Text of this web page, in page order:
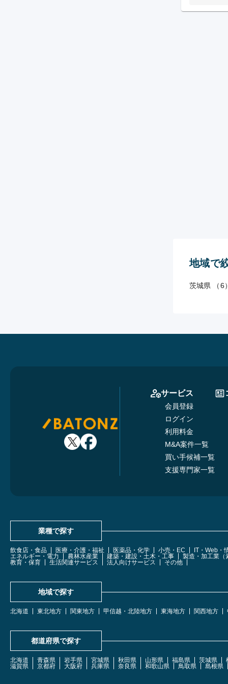
地域で
茨城県 （6
サービス
会員登録
ログイン
利用料金
M&A案件一覧
買い手候補一覧
支援専門家一覧
業種で探す
飲食店・食品 医療・介護・福祉 医薬品・化学 小売・EC
IT・Web・
エネルギー・電力
農林水産業 建築・建設・土木・工事
製造・加工業（
教育・保育
生活関連サービス 法人向けサービス その他
地域で探す
北海道 東北地方 関東地方 甲信越・北陸地方 東海地方 関西地方
都道府県で探す
北海道 青森県 岩手県 宮城県 秋田県 山形県 福島県 茨城県
滋賀県
京都府 大阪府 兵庫県 奈良県 和歌山県 鳥取県 島根県